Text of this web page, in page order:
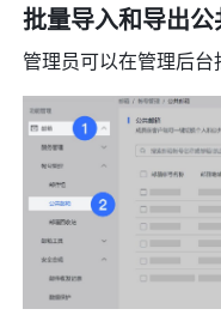
批量导入和导出
管理员可以在管理后台